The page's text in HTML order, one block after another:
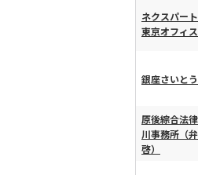
ネクスパー
東京オフィス
銀座さいと
原後綜合法
川事務所（
啓）